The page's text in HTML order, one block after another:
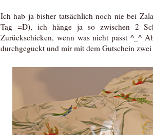
Ich hab ja bisher tatsächlich noch nie bei
Tag =D), ich hänge ja so zwischen 2
Zurückschicken, wenn was nicht passt ^_^
durchgeguckt und mir mit dem Gutschein